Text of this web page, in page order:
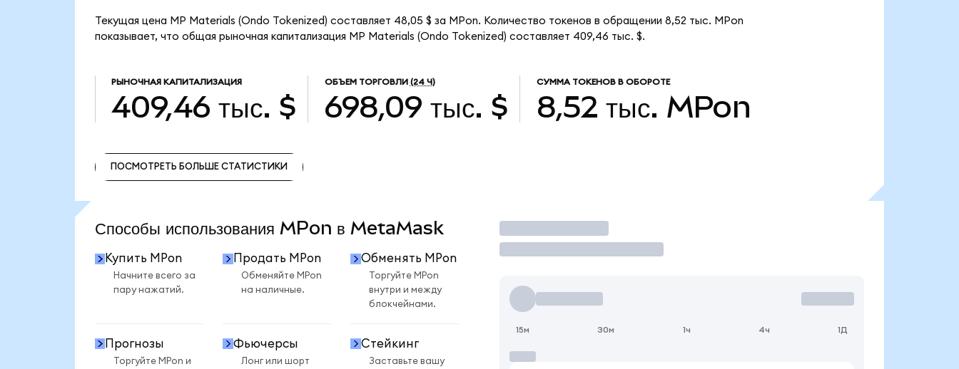
Текущая цена MP Materials (Ondo Tokenized) составляет 48,05 $ за MPon. Количество токенов в обращении 8,52 тыс. MPon
показывает, что общая рыночная капитализация MP Materials (Ondo Tokenized) составляет 409,46 тыс. $.
РЫНОЧНАЯ КАПИТАЛИЗАЦИЯ
409,46 тыс. $
ОБЪЕМ ТОРГОВЛИ (24 Ч)
698,09 тыс. $
СУММА ТОКЕНОВ В ОБОРОТЕ
8,52 тыс. MPon
ПОСМОТРЕТЬ БОЛЬШЕ СТАТИСТИКИ
Способы использования MPon в MetaMask
Купить MPon
Начните всего за
пару нажатий.
Продать MPon
Обменяйте MPon
на наличные.
Обменять MPon
Торгуйте MPon
внутри и между
блокчейнами.
Прогнозы
Торгуйте MPon и
Фьючерсы
Лонг или шорт
Стейкинг
Заставьте вашу
Торговать
15м 30м 1ч 4ч 1Д